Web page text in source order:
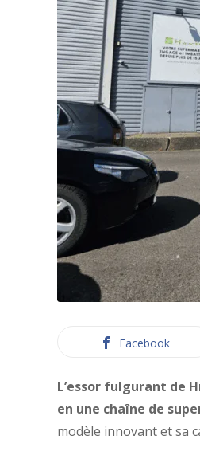
Facebook
L’essor fulgurant de
en une chaîne de
modèle innovant et sa